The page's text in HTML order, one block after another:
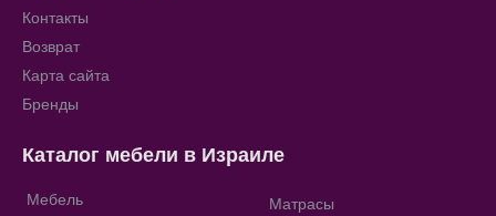
Контакты
Возврат
Карта сайта
Бренды
Каталог мебели в Израиле
Мебель Матрасы